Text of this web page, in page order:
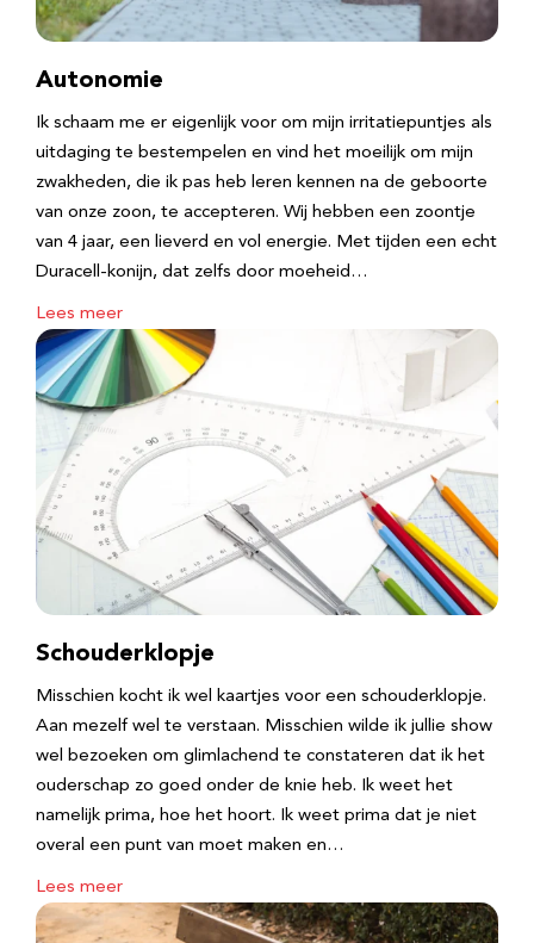
Autonomie
Ik schaam me er eigenlijk voor om mijn irritatiepuntjes als
uitdaging te bestempelen en vind het moeilijk om mijn
zwakheden, die ik pas heb leren kennen na de geboorte
van onze zoon, te accepteren. Wij hebben een zoontje
van 4 jaar, een lieverd en vol energie. Met tijden een echt
Duracell-konijn, dat zelfs door moeheid…
Lees meer
Schouderklopje
Misschien kocht ik wel kaartjes voor een schouderklopje.
Aan mezelf wel te verstaan. Misschien wilde ik jullie show
wel bezoeken om glimlachend te constateren dat ik het
ouderschap zo goed onder de knie heb. Ik weet het
namelijk prima, hoe het hoort. Ik weet prima dat je niet
overal een punt van moet maken en…
Lees meer